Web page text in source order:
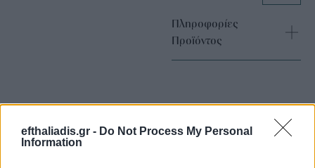
efthaliadis.gr - Do Not Process My Personal
Information
Πληροφορίες
Προϊόντος